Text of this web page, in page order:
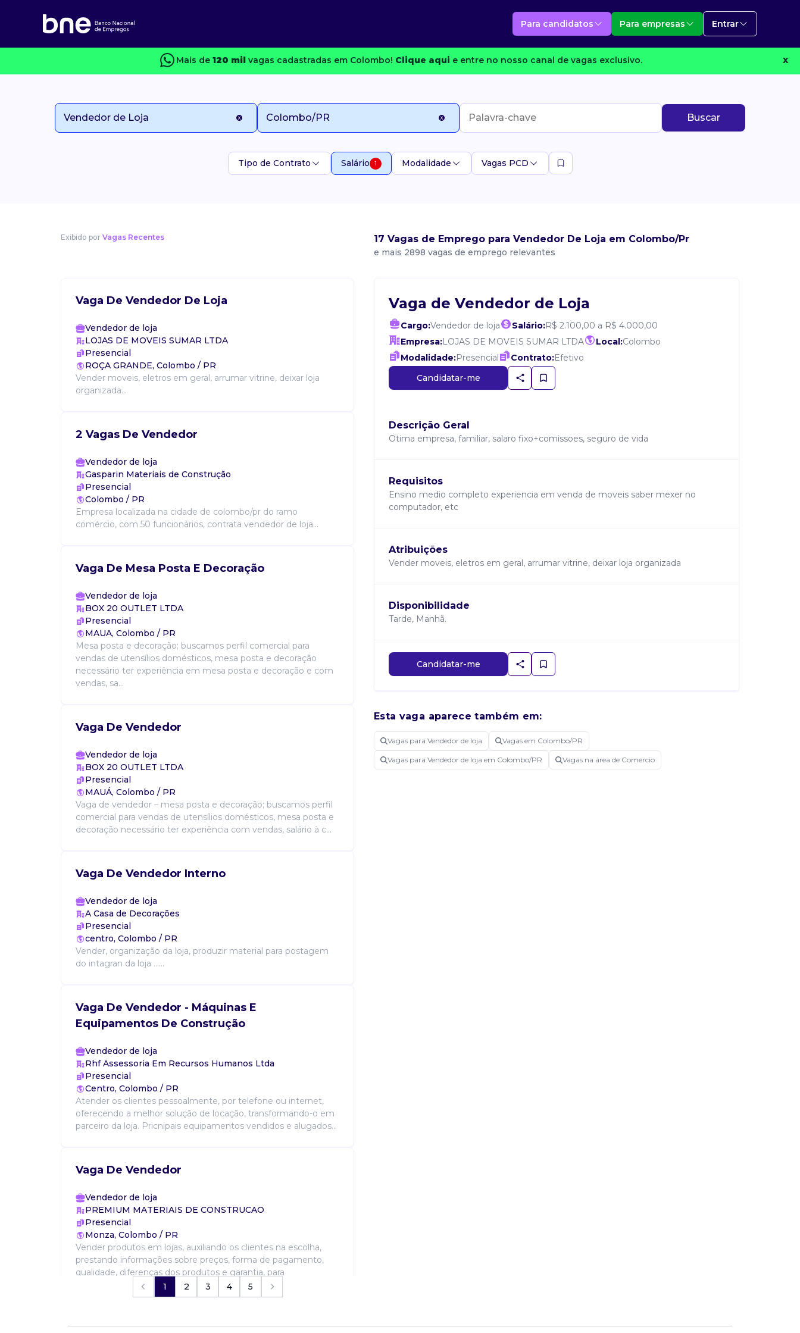
Para candidatos Para empresas Entrar
Mais de 120 milvagas cadastradas em Colombo! Clique aqui e entre no nosso canal de vagas exclusivo. X
Buscar
Tipo de Contrato Salário 1 Modalidade Vagas PCD
Exibido por Vagas Recentes 17 Vagas de Emprego para Vendedor De Loja em Colombo/Pr
e mais 2898 vagas de emprego relevantes
Vaga De Vendedor De Loja
Vendedor de loja
LOJAS DE MOVEIS SUMAR LTDA
Presencial
ROÇA GRANDE, Colombo / PR
Vender moveis, eletros em geral, arrumar vitrine, deixar loja
organizada...
2 Vagas De Vendedor
Vendedor de loja
Gasparin Materiais de Construção
Presencial
Colombo / PR
Empresa localizada na cidade de colombo/pr do ramo
comércio, com 50 funcionários, contrata vendedor de loja...
Vaga De Mesa Posta E Decoração
Vendedor de loja
BOX 20 OUTLET LTDA
Presencial
MAUA, Colombo / PR
Mesa posta e decoração; buscamos perfil comercial para
vendas de utensílios domésticos, mesa posta e decoração
necessário ter experiência em mesa posta e decoração e com
vendas, sa...
Vaga De Vendedor
Vendedor de loja
BOX 20 OUTLET LTDA
Presencial
MAUÁ, Colombo / PR
Vaga de vendedor – mesa posta e decoração; buscamos perfil
comercial para vendas de utensílios domésticos, mesa posta e
decoração necessário ter experiência com vendas, salário à c...
Vaga De Vendedor Interno
Vendedor de loja
A Casa de Decorações
Presencial
centro, Colombo / PR
Vender, organização da loja, produzir material para postagem
do intagran da loja ......
Vaga De Vendedor - Máquinas E
Equipamentos De Construção
Vendedor de loja
Rhf Assessoria Em Recursos Humanos Ltda
Presencial
Centro, Colombo / PR
Atender os clientes pessoalmente, por telefone ou internet,
oferecendo a melhor solução de locação, transformando-o em
parceiro da loja. Pricnipais equipamentos vendidos e alugados...
Vaga De Vendedor
Vendedor de loja
PREMIUM MATERIAIS DE CONSTRUCAO
Presencial
Monza, Colombo / PR
Vender produtos em lojas, auxiliando os clientes na escolha,
prestando informações sobre preços, forma de pagamento,
qualidade, diferenças dos produtos e garantia, para
Vaga De Vendedor
1 2 3 4 5
Vaga de Vendedor de Loja
Cargo:Vendedor de loja Salário:R$ 2.100,00 a R$ 4.000,00
Empresa:LOJAS DE MOVEIS SUMAR LTDA Local:Colombo
Modalidade:Presencial Contrato:Efetivo
Candidatar-me
Descrição Geral
Otima empresa, familiar, salaro fixo+comissoes, seguro de vida
Requisitos
Ensino medio completo experiencia em venda de moveis saber mexer no
computador, etc
Atribuições
Vender moveis, eletros em geral, arrumar vitrine, deixar loja organizada
Disponibilidade
Tarde, Manhã.
Candidatar-me
Esta vaga aparece também em:
Vagas para Vendedor de loja Vagas em Colombo/PR
Vagas para Vendedor de loja em Colombo/PR Vagas na área de Comercio